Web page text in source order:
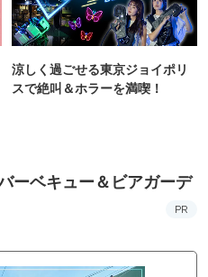
涼しく過ごせる東京ジョイポリ
スで絶叫＆ホラーを満喫！
ーベキュー＆ビアガーデ
PR